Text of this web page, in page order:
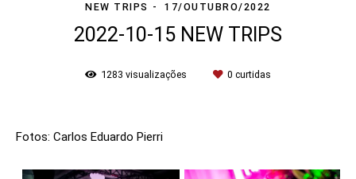
NEW TRIPS
17/OUTUBRO/2022
2022-10-15 NEW TRIPS
1283 visualizações 0 curtidas
Fotos: Carlos Eduardo Pierri